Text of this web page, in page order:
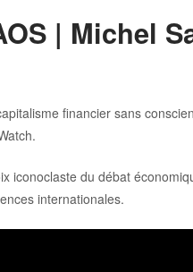
| Michel
financier sans
iconoclaste du débat
internationales.